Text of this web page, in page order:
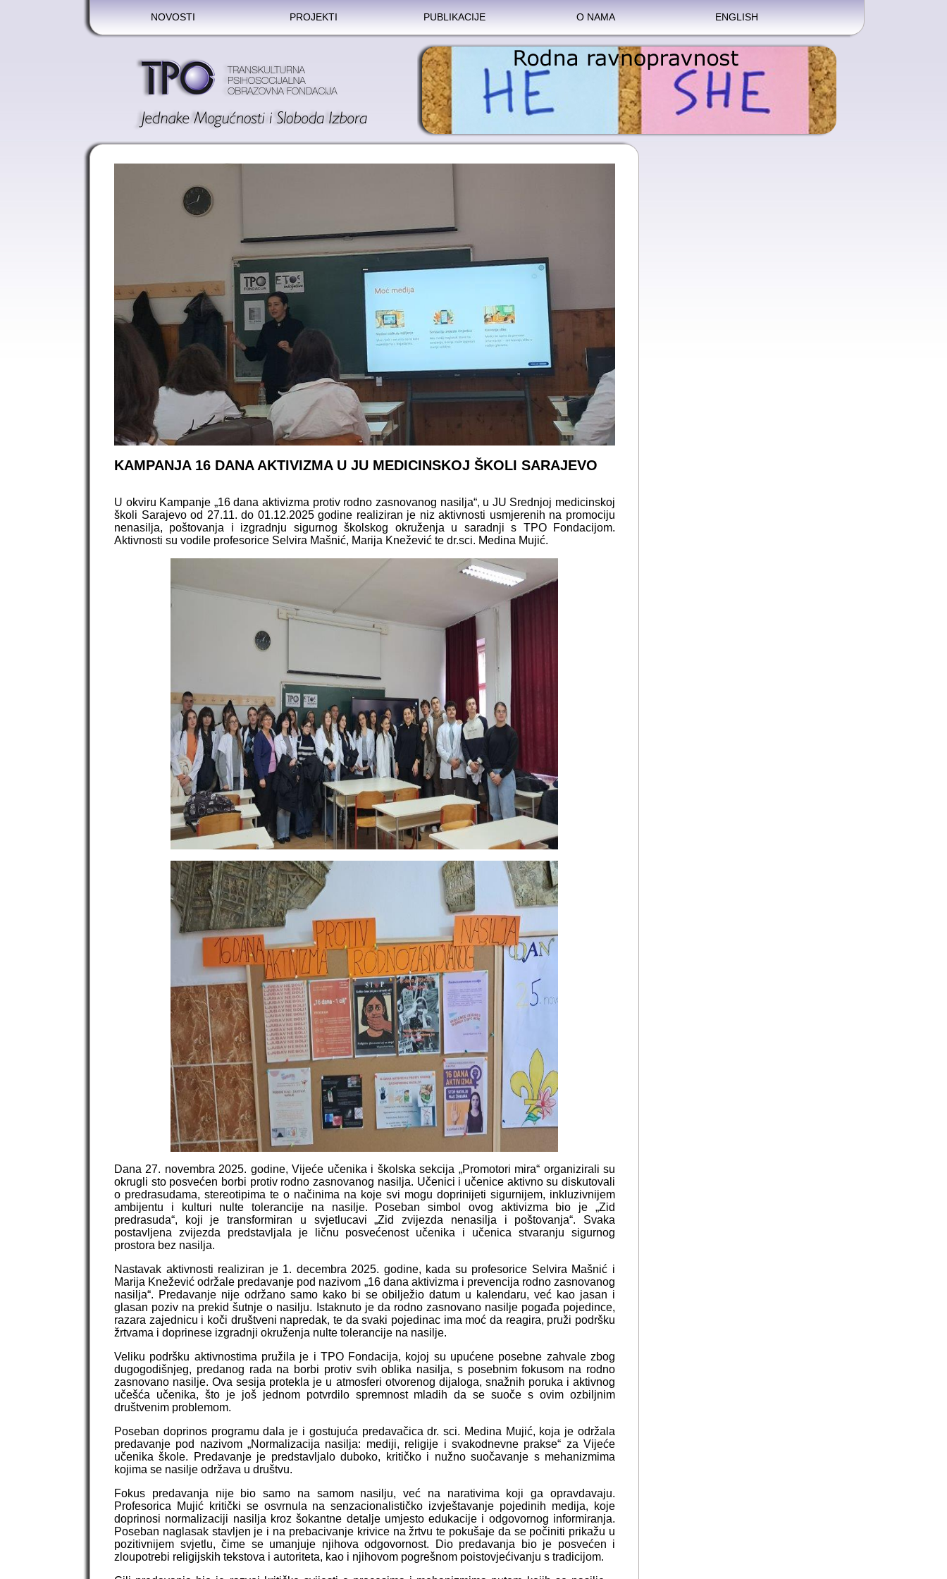
NOVOSTI PROJEKTI PUBLIKACIJE O NAMA ENGLISH
KAMPANJA 16 DANA AKTIVIZMA U JU MEDICINSKOJ ŠKOLI SARAJEVO
U okviru Kampanje „16 dana aktivizma protiv rodno zasnovanog nasilja“, u JU Srednjoj medicinskoj
školi Sarajevo od 27.11. do 01.12.2025 godine realiziran je niz aktivnosti usmjerenih na promociju
nenasilja, poštovanja i izgradnju sigurnog školskog okruženja u saradnji s TPO Fondacijom.
Aktivnosti su vodile profesorice Selvira Mašnić, Marija Knežević te dr.sci. Medina Mujić.
Dana 27. novembra 2025. godine, Vijeće učenika i školska sekcija „Promotori mira“ organizirali su
okrugli sto posvećen borbi protiv rodno zasnovanog nasilja. Učenici i učenice aktivno su diskutovali
o predrasudama, stereotipima te o načinima na koje svi mogu doprinijeti sigurnijem, inkluzivnijem
ambijentu i kulturi nulte tolerancije na nasilje. Poseban simbol ovog aktivizma bio je „Zid
predrasuda“, koji je transformiran u svjetlucavi „Zid zvijezda nenasilja i poštovanja“. Svaka
postavljena zvijezda predstavljala je ličnu posvećenost učenika i učenica stvaranju sigurnog
prostora bez nasilja.
Nastavak aktivnosti realiziran je 1. decembra 2025. godine, kada su profesorice Selvira Mašnić i
Marija Knežević održale predavanje pod nazivom „16 dana aktivizma i prevencija rodno zasnovanog
nasilja“. Predavanje nije održano samo kako bi se obilježio datum u kalendaru, već kao jasan i
glasan poziv na prekid šutnje o nasilju. Istaknuto je da rodno zasnovano nasilje pogađa pojedince,
razara zajednicu i koči društveni napredak, te da svaki pojedinac ima moć da reagira, pruži podršku
žrtvama i doprinese izgradnji okruženja nulte tolerancije na nasilje.
Veliku podršku aktivnostima pružila je i TPO Fondacija, kojoj su upućene posebne zahvale zbog
dugogodišnjeg, predanog rada na borbi protiv svih oblika nasilja, s posebnim fokusom na rodno
zasnovano nasilje. Ova sesija protekla je u atmosferi otvorenog dijaloga, snažnih poruka i aktivnog
učešća učenika, što je još jednom potvrdilo spremnost mladih da se suoče s ovim ozbiljnim
društvenim problemom.
Poseban doprinos programu dala je i gostujuća predavačica dr. sci. Medina Mujić, koja je održala
predavanje pod nazivom „Normalizacija nasilja: mediji, religije i svakodnevne prakse“ za Vijeće
učenika škole. Predavanje je predstavljalo duboko, kritičko i nužno suočavanje s mehanizmima
kojima se nasilje održava u društvu.
Fokus predavanja nije bio samo na samom nasilju, već na narativima koji ga opravdavaju.
Profesorica Mujić kritički se osvrnula na senzacionalističko izvještavanje pojedinih medija, koje
doprinosi normalizaciji nasilja kroz šokantne detalje umjesto edukacije i odgovornog informiranja.
Poseban naglasak stavljen je i na prebacivanje krivice na žrtvu te pokušaje da se počiniti prikažu u
pozitivnijem svjetlu, čime se umanjuje njihova odgovornost. Dio predavanja bio je posvećen i
zloupotrebi religijskih tekstova i autoriteta, kao i njihovom pogrešnom poistovjećivanju s tradicijom.